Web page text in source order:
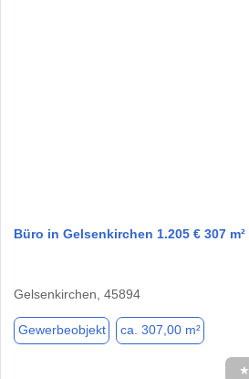
Büro in Gelsenkirchen 1.205 € 307 m²
Gelsenkirchen, 45894
Gewerbeobjekt ca. 307,00 m²
★